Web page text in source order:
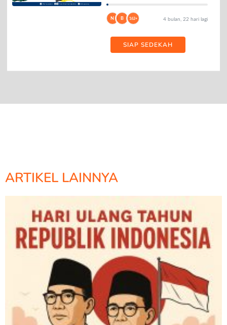
N B 162+ 4 bulan, 22 hari lagi
SIAP SEDEKAH
ARTIKEL LAINNYA